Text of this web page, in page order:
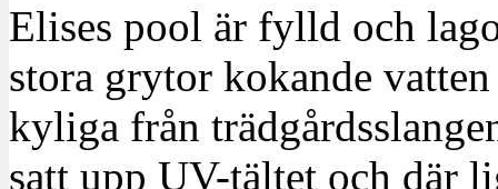
Elises pool är fylld och
stora grytor kokande
kyliga från
satt upp UV-tältet och där